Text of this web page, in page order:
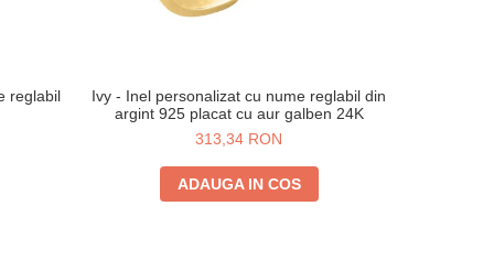
reglabil
Ivy - Inel personalizat cu nume reglabil din
argint 925 placat cu aur galben 24K
313,34 RON
ADAUGA IN COS